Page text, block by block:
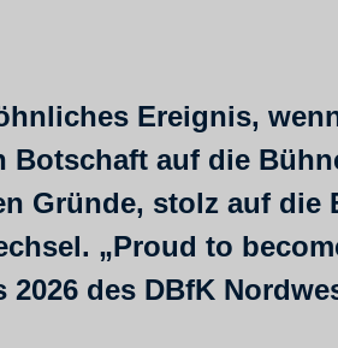
Ereignis,
Botschaft auf die
Gründe, stolz auf
„Proud to
des DBfK